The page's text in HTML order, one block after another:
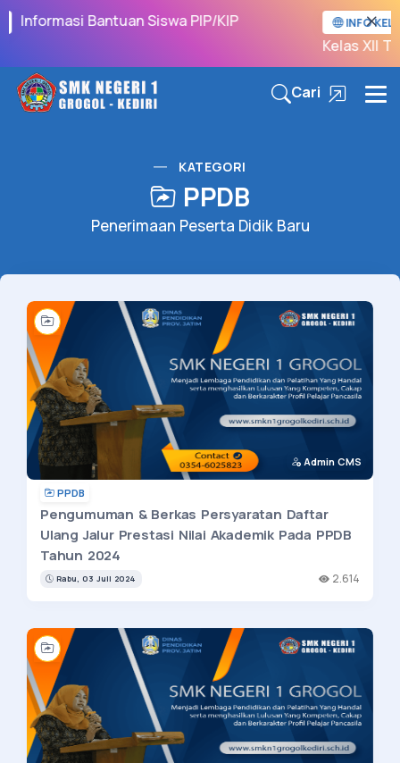
Informasi Bantuan Siswa PIP/KIP INFO
Kelas XII
Cari
KATEGORI
PPDB
Penerimaan Peserta Didik Baru
Admin CMS
PPDB
Pengumuman & Berkas Persyaratan Daftar
Ulang Jalur Prestasi Nilai Akademik Pada PPDB
Tahun 2024
Rabu, 03 Juli 2024 2.614